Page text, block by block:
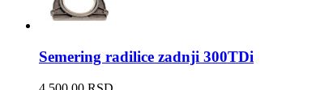
Semering radilice zadnji 300TDi